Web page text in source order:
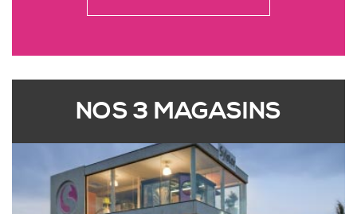
FENÊTRES ET PORTE FENÊTRES 2 BATTANTS
PORTE FENÊTRE COULISSANTE À 2 VANTAUX À
GALANDAGE
SPA SPORT
NOS 3 MAGASINS